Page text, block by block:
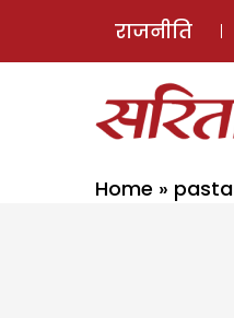
राजनीति
Home » pasta